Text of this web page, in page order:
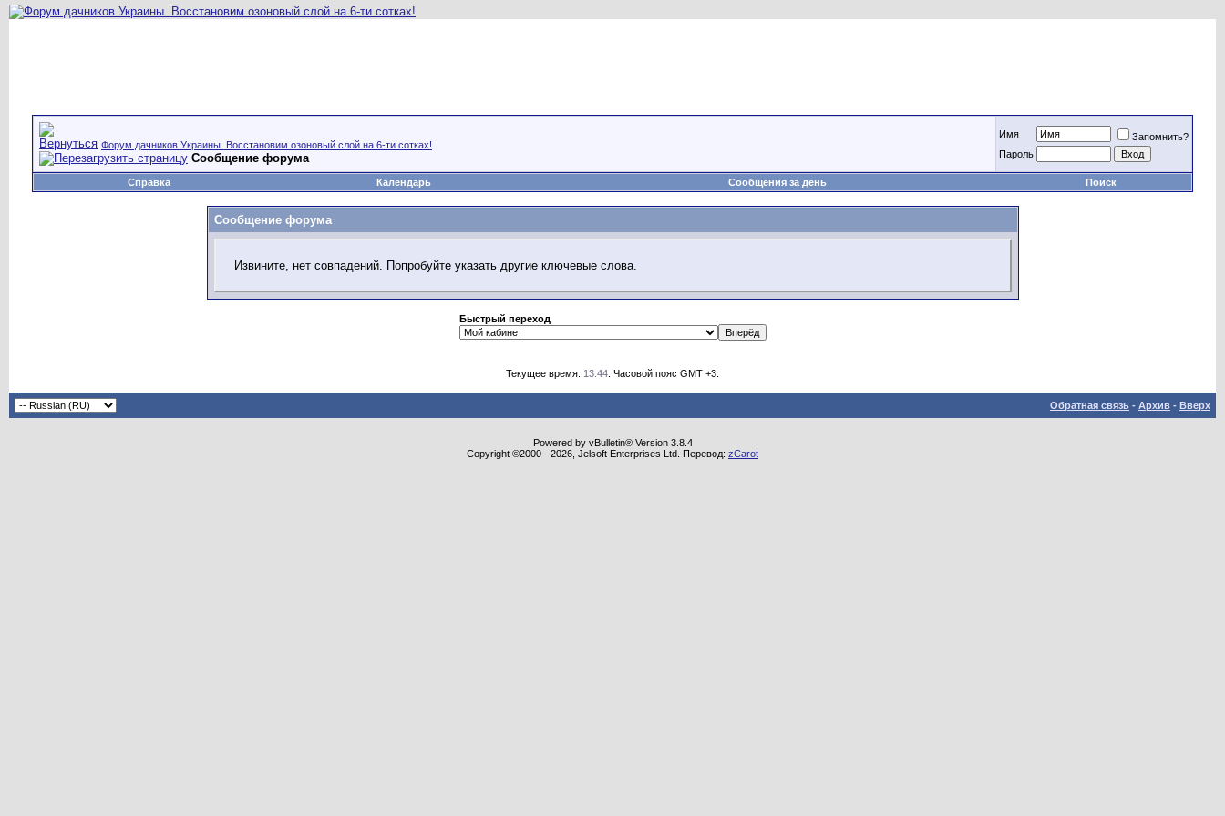
Форум дачников Украины. Восстановим озоновый слой на 6-ти сотках!
Сообщение форума
Имя
Запомнить?
Пароль
Справка Календарь Сообщения за день Поиск
Сообщение форума
Извините, нет совпадений. Попробуйте указать другие ключевые слова.
Быстрый переход
Текущее время: 13:44 . Часовой пояс GMT +3.
Обратная связь - Архив - Вверх
Powered by vBulletin® Version 3.8.4
Copyright ©2000 - 2026, Jelsoft Enterprises Ltd. Перевод: zCarot